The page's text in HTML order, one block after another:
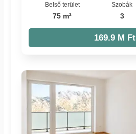
Belső terület
75 m²
Szobák
3
169.9 M Ft